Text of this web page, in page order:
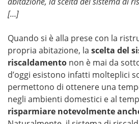
[…]
Quando si è alla prese con la
propria abitazione, la scelta del
riscaldamento non è mai da
d’oggi esistono infatti molteplici
permettono di ottenere una
negli ambienti domestici e al
risparmiare notevolmente